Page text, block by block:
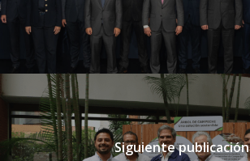
Siguiente publicación